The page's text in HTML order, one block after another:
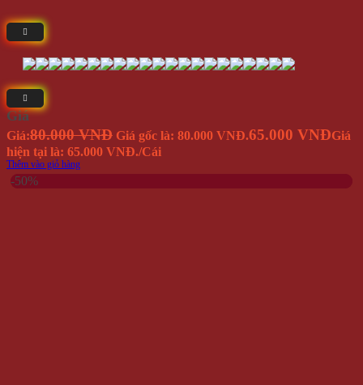
Giá
Giá:80.000 VNĐ Giá gốc là: 80.000 VNĐ.65.000 VNĐGiá
hiện tại là: 65.000 VNĐ./Cái
Thêm vào giỏ hàng
-50%